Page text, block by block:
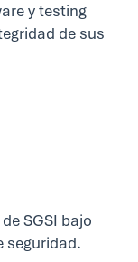
y testing
de sus
SGSI bajo
seguridad.